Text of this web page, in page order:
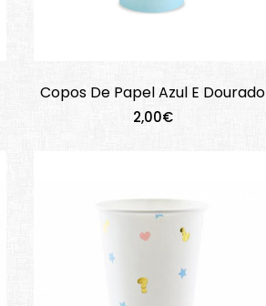
Copos De Papel Azul E Dourado
2,00€